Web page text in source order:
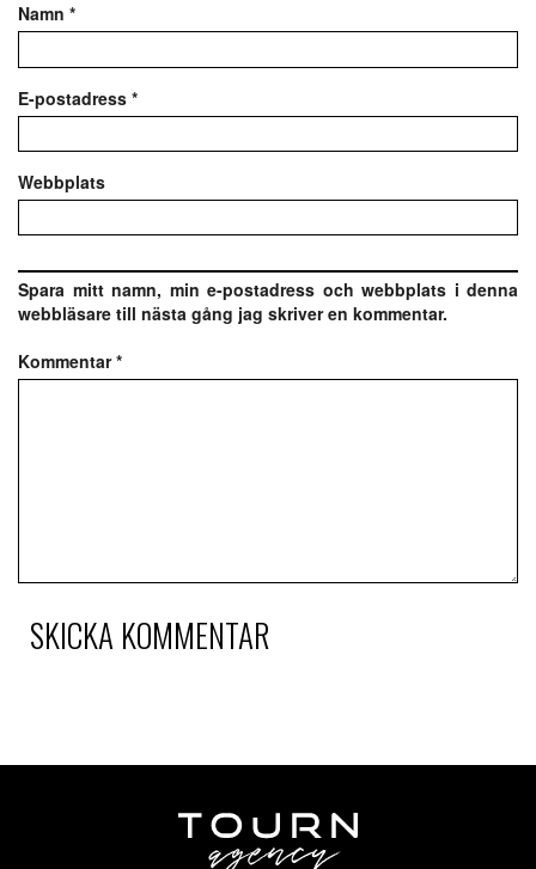
Namn *
E-postadress *
Webbplats
Spara mitt namn, min e-postadress och webbplats i denna
webbläsare till nästa gång jag skriver en kommentar.
Kommentar*
SKICKA KOMMENTAR